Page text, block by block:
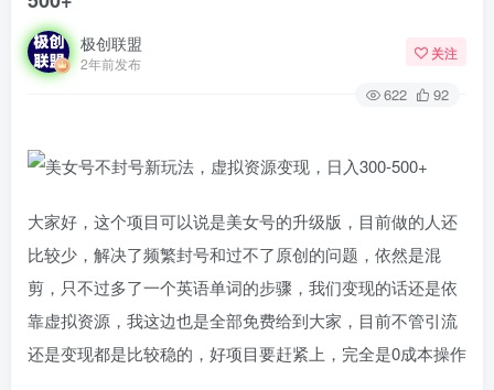
极创联盟
2年前发布
关注
622 92
大家好，这个项目可以说是美女号的升级版，目前做的人还
比较少，解决了频繁封号和过不了原创的问题，依然是混
剪，只不过多了一个英语单词的步骤，我们变现的话还是依
靠虚拟资源，我这边也是全部免费给到大家，目前不管引流
还是变现都是比较稳的，好项目要赶紧上，完全是0成本操作